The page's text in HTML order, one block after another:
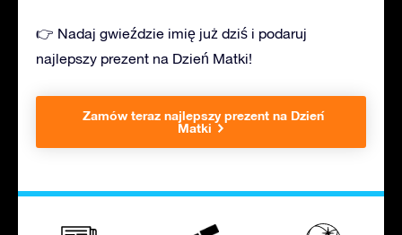
👉 Nadaj gwieździe imię już dziś i podaruj
najlepszy prezent na Dzień Matki!
Zamów teraz najlepszy prezent na Dzień
Matki